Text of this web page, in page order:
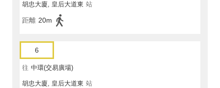
胡忠大廈, 皇后大道東 站
距離 20m
6
往 中環(交易廣場)
胡忠大廈, 皇后大道東 站